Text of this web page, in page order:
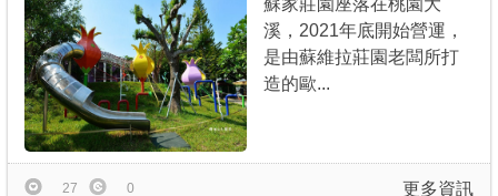
蘇家莊園座落在桃園大
溪，2021年底開始營運，
是由蘇維拉莊園老闆所打
造的歐...
更多資訊
27 0